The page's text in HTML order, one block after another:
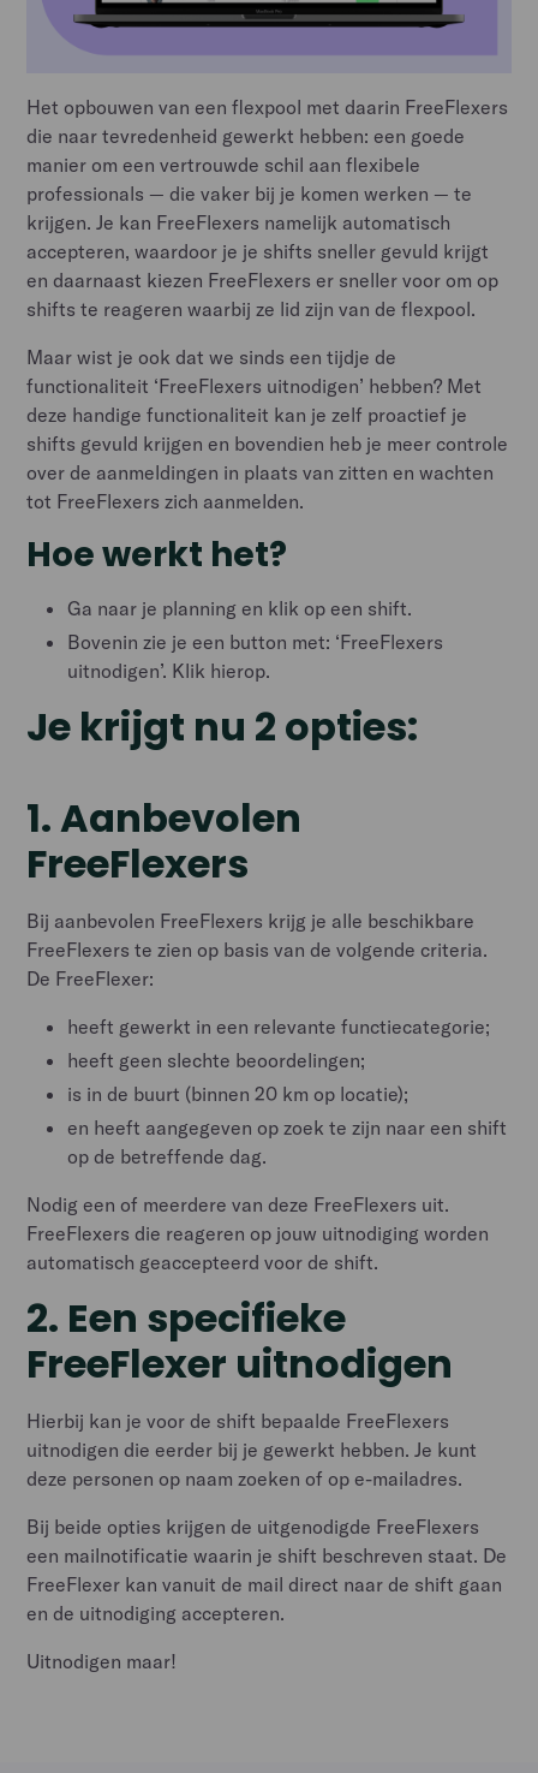
Het opbouwen van een flexpool met daarin FreeFlexers
die naar tevredenheid gewerkt hebben: een goede
manier om een vertrouwde schil aan flexibele
professionals — die vaker bij je komen werken — te
krijgen. Je kan FreeFlexers namelijk automatisch
accepteren, waardoor je je shifts sneller gevuld krijgt
en daarnaast kiezen FreeFlexers er sneller voor om op
shifts te reageren waarbij ze lid zijn van de flexpool.
Maar wist je ook dat we sinds een tijdje de
functionaliteit ‘FreeFlexers uitnodigen’ hebben? Met
deze handige functionaliteit kan je zelf proactief je
shifts gevuld krijgen en bovendien heb je meer controle
over de aanmeldingen in plaats van zitten en wachten
tot FreeFlexers zich aanmelden.
Hoe werkt het?
Ga naar je planning en klik op een shift.
Bovenin zie je een button met: ‘FreeFlexers
uitnodigen’. Klik hierop.
Je krijgt nu 2 opties:
1. Aanbevolen
FreeFlexers
Bij aanbevolen FreeFlexers krijg je alle beschikbare
FreeFlexers te zien op basis van de volgende criteria.
De FreeFlexer:
heeft gewerkt in een relevante functiecategorie;
heeft geen slechte beoordelingen;
is in de buurt (binnen 20 km op locatie);
en heeft aangegeven op zoek te zijn naar een shift
op de betreffende dag.
Nodig een of meerdere van deze FreeFlexers uit.
FreeFlexers die reageren op jouw uitnodiging worden
automatisch geaccepteerd voor de shift.
2. Een specifieke
FreeFlexer uitnodigen
Hierbij kan je voor de shift bepaalde FreeFlexers
uitnodigen die eerder bij je gewerkt hebben. Je kunt
deze personen op naam zoeken of op e-mailadres.
Bij beide opties krijgen de uitgenodigde FreeFlexers
een mailnotificatie waarin je shift beschreven staat. De
FreeFlexer kan vanuit de mail direct naar de shift gaan
en de uitnodiging accepteren.
Uitnodigen maar!